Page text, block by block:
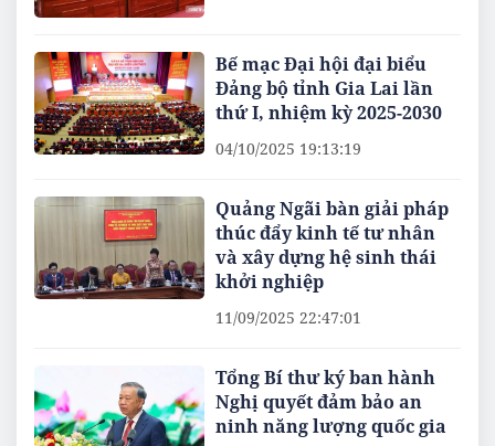
Bế mạc Đại hội đại biểu
Đảng bộ tỉnh Gia Lai lần
thứ I, nhiệm kỳ 2025-2030
04/10/2025 19:13:19
Quảng Ngãi bàn giải pháp
thúc đẩy kinh tế tư nhân
và xây dựng hệ sinh thái
khởi nghiệp
11/09/2025 22:47:01
Tổng Bí thư ký ban hành
Nghị quyết đảm bảo an
ninh năng lượng quốc gia